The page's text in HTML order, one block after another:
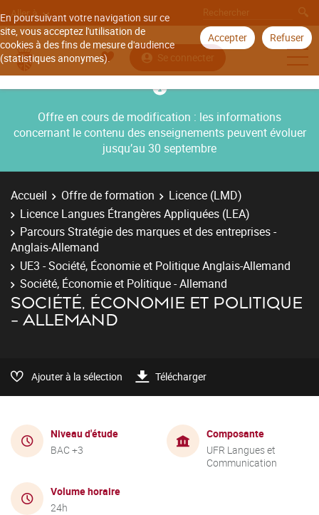
En poursuivant votre navigation sur ce
site, vous acceptez l'utilisation de
cookies à des fins de mesure d'audience
(statistiques anonymes).
Accepter Refuser
Aller à
Se connecter
Offre en cours de modification : les informations
concernant le contenu des enseignements peuvent évoluer
jusqu’au 30 septembre
Accueil Offre de formation
Licence (LMD)
Licence Langues Étrangères Appliquées (LEA)
Parcours Stratégie des marques et des entreprises -
Anglais-Allemand
UE3 - Société, Économie et Politique Anglais-Allemand
Société, Économie et Politique - Allemand
SOCIÉTÉ, ÉCONOMIE ET POLITIQUE
- ALLEMAND
Ajouter à la sélection Télécharger
Niveau d'étude
BAC +3
Composante
UFR Langues et
Communication
Volume horaire
24h